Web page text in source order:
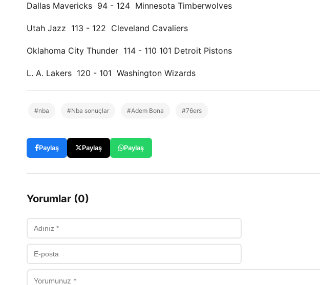
Dallas Mavericks 94 - 124 Minnesota Timberwolves
Utah Jazz 113 - 122 Cleveland Cavaliers
Oklahoma City Thunder 114 - 110 101 Detroit Pistons
L. A. Lakers 120 - 101 Washington Wizards
#nba #Nba sonuçlar #Adem Bona #76ers
Paylaş Paylaş Paylaş
Yorumlar (0)